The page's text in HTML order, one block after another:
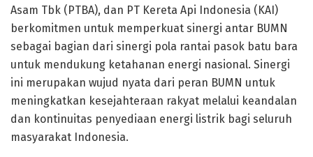
Asam Tbk (PTBA), dan PT Kereta Api Indonesia (KAI)
berkomitmen untuk memperkuat sinergi antar BUMN
sebagai bagian dari sinergi pola rantai pasok batu bara
untuk mendukung ketahanan energi nasional. Sinergi
ini merupakan wujud nyata dari peran BUMN untuk
meningkatkan kesejahteraan rakyat melalui keandalan
dan kontinuitas penyediaan energi listrik bagi seluruh
masyarakat Indonesia.